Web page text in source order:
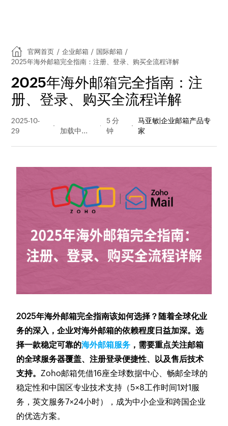
官网首页 / 企业邮箱 / 国际邮箱 /
2025年海外邮箱完全指南：注册、登录、购买全流程详解
2025年海外邮箱完全指南：注
册、登录、购买全流程详解
2025-10-
29
量
5 分
钟
马亚敏|企业邮箱产品专
家
2025年海外邮箱完全指南该如何选择？随着全球化业
务的深入，企业对海外邮箱的依赖程度日益加深。选
择一款稳定可靠的海外邮箱服务 ，需要重点关注邮箱
的全球服务器覆盖、注册登录便捷性、以及售后技术
支持。Zoho邮箱凭借16座全球数据中心、畅邮全球的
稳定性和中国区专业技术支持（5×8工作时间1对1服
务，英文服务7×24小时），成为中小企业和跨国企业
的优选方案。